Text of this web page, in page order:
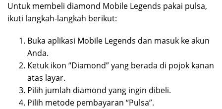
Untuk membeli diamond Mobile Legends pakai pulsa,
ikuti langkah-langkah berikut:
Buka aplikasi Mobile Legends dan masuk ke akun
Anda.
Ketuk ikon “Diamond” yang berada di pojok kanan
atas layar.
Pilih jumlah diamond yang ingin dibeli.
Pilih metode pembayaran “Pulsa”.